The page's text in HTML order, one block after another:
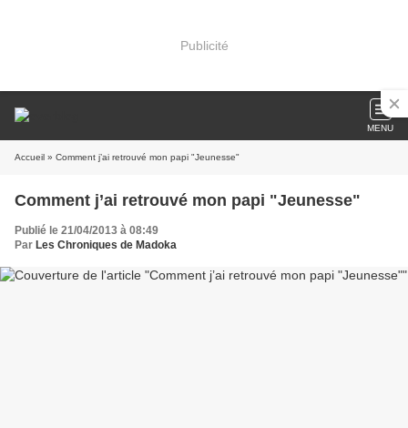
Publicité
MENU
Accueil » Comment j’ai retrouvé mon papi "Jeunesse"
Comment j’ai retrouvé mon papi "Jeunesse"
Publié le 21/04/2013 à 08:49
Par Les Chroniques de Madoka